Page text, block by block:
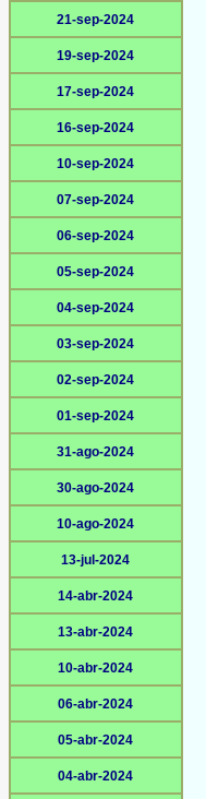
21-sep-2024
19-sep-2024
17-sep-2024
16-sep-2024
10-sep-2024
07-sep-2024
06-sep-2024
05-sep-2024
04-sep-2024
03-sep-2024
02-sep-2024
01-sep-2024
31-ago-2024
30-ago-2024
10-ago-2024
13-jul-2024
14-abr-2024
13-abr-2024
10-abr-2024
06-abr-2024
05-abr-2024
04-abr-2024